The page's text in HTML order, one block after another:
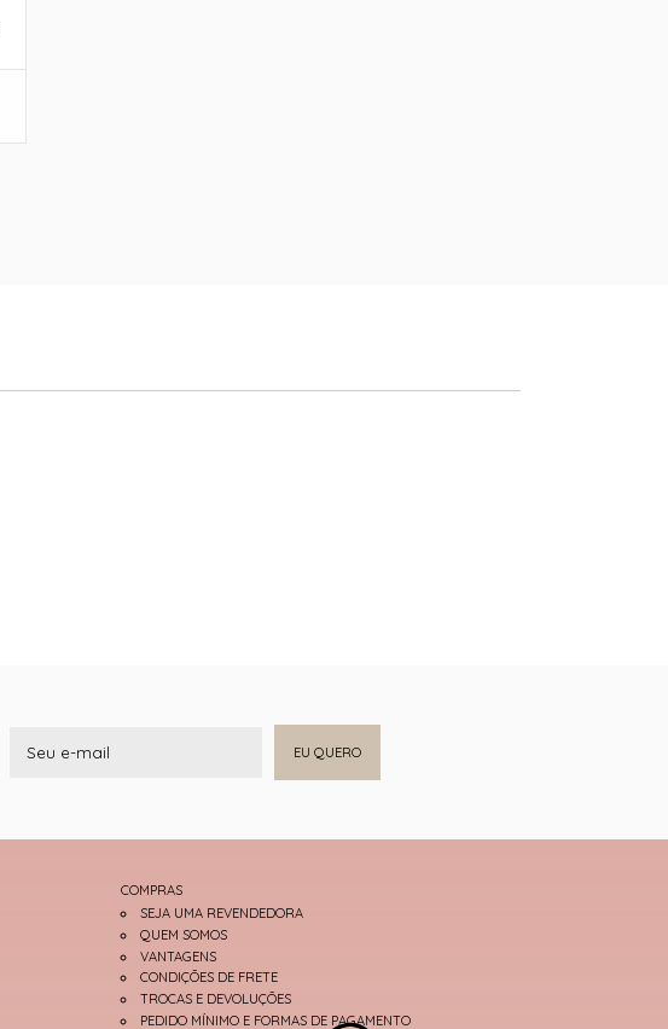
EU QUERO
COMPRAS
SEJA UMA REVENDEDORA
QUEM SOMOS
VANTAGENS
CONDIÇÕES DE FRETE
TROCAS E DEVOLUÇÕES
PEDIDO MÍNIMO E FORMAS DE PAGAMENTO